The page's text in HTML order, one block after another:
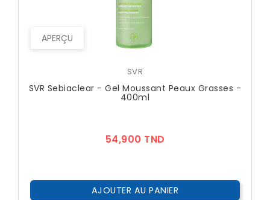
APERÇU
SVR
SVR Sebiaclear - Gel Moussant Peaux Grasses -
400ml
54,900 TND
AJOUTER AU PANIER